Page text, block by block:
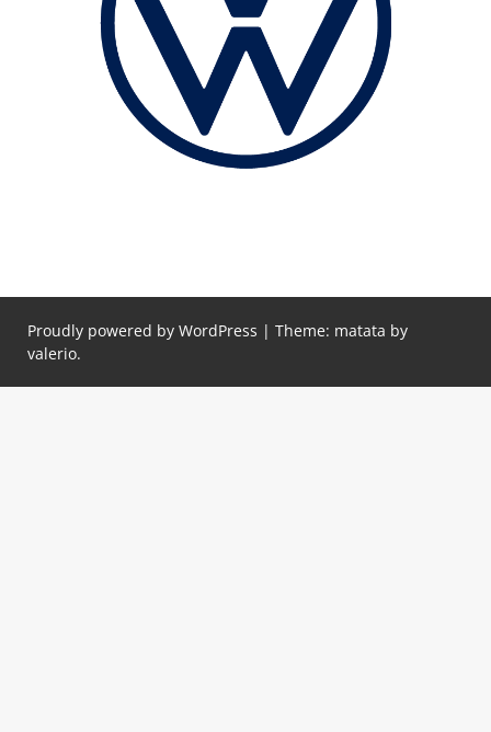
Proudly powered by WordPress | Theme: matata by
valerio.